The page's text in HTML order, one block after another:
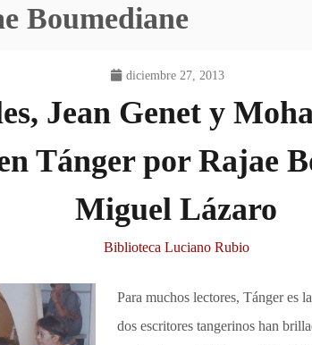
Boumediane
diciembre 27, 2013
Jean Genet y
Tánger por Rajae
Miguel Lázaro
Biblioteca Luciano Rubio
Para muchos lectores, Tánger es
dos escritores tangerinos han